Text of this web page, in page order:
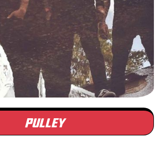
PULLEY